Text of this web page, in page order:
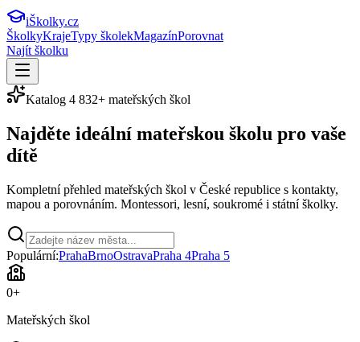
iŠkolky.cz
ŠkolkyKrajeTypy školekMagazínPorovnat
Najít školku
Katalog 4 832+ mateřských škol
Najděte ideální mateřskou školu pro vaše
dítě
Kompletní přehled mateřských škol v České republice s kontakty,
mapou a porovnáním. Montessori, lesní, soukromé i státní školky.
Populární:PrahaBrnoOstravaPraha 4Praha 5
0+
Mateřských škol